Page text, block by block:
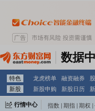
数据
特色 龙虎榜单 融资融券
新股
新股申购 新股日历
行情中心 指数 期指 期权